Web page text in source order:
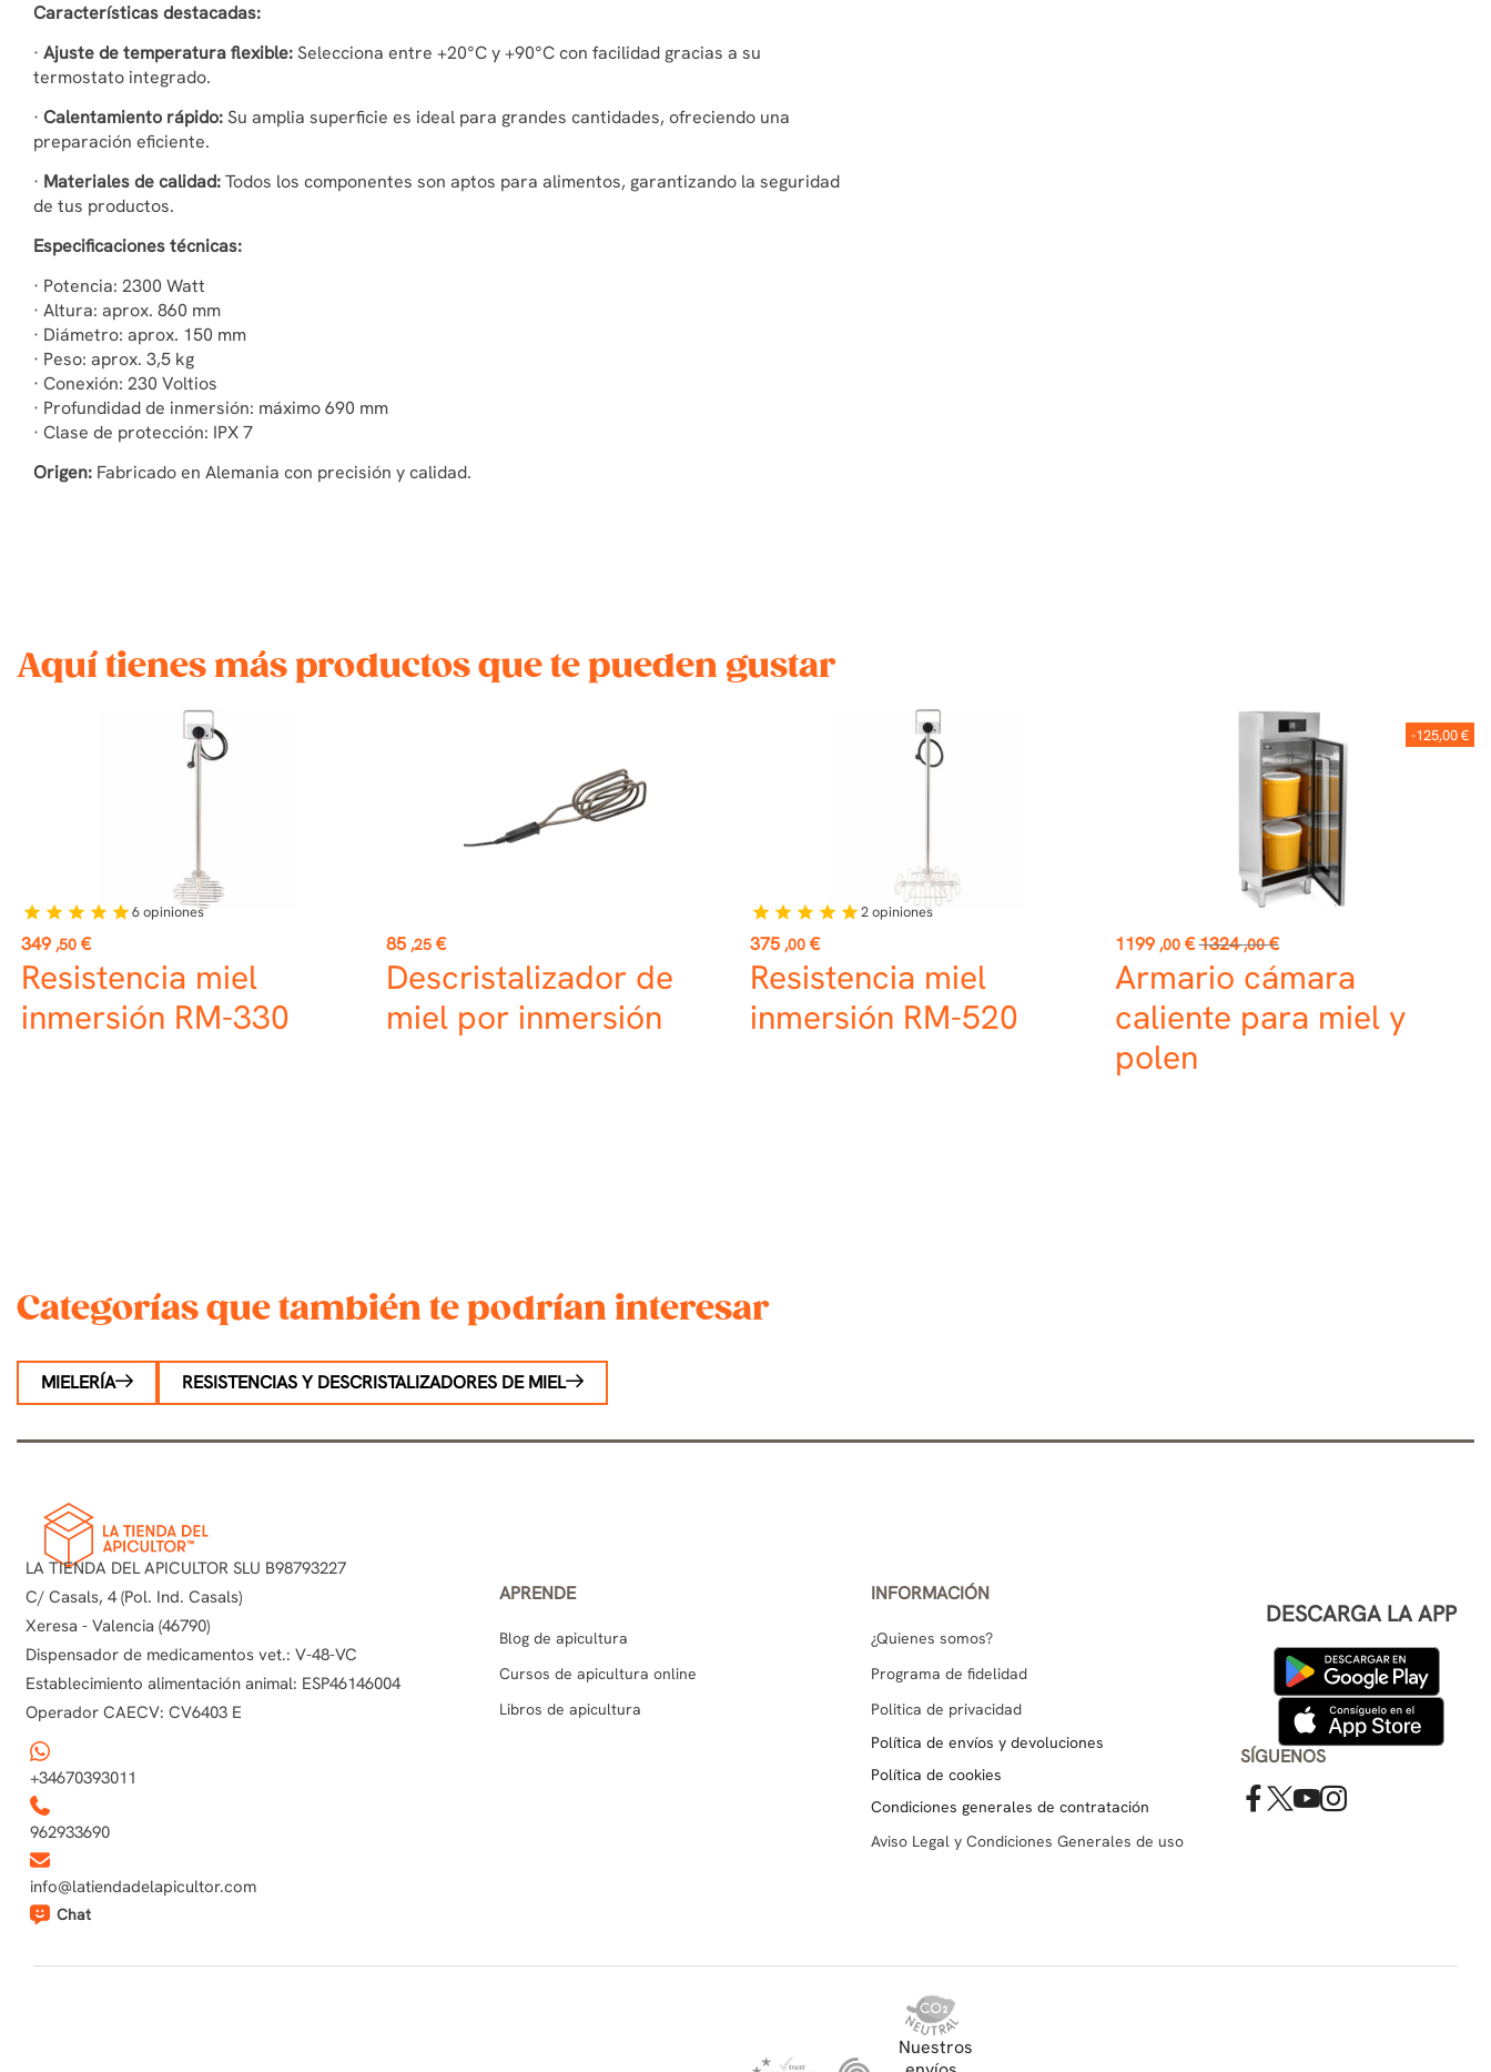
Características destacadas:
· Ajuste de temperatura flexible:Selecciona entre +20°C y +90°C con facilidad gracias a su
termostato integrado.
· Calentamiento rápido:Su amplia superficie es ideal para grandes cantidades, ofreciendo una
preparación eficiente.
· Materiales de calidad:Todos los componentes son aptos para alimentos, garantizando la seguridad
de tus productos.
Especificaciones técnicas:
· Potencia: 2300 Watt
· Altura: aprox. 860 mm
· Diámetro: aprox. 150 mm
· Peso: aprox. 3,5 kg
· Conexión: 230 Voltios
· Profundidad de inmersión: máximo 690 mm
· Clase de protección: IPX 7
Origen: Fabricado en Alemania con precisión y calidad.
Aquí tienes más productos que te pueden gustar
Precio
349 ,50 €
Resistencia miel
inmersión RM-330
star star star star star6opiniones
Precio
85 ,25 €
Descristalizador de
miel por inmersión
Precio
375 ,00 €
Resistencia miel
inmersión RM-520
star star star star star2opiniones
-125,00 €
Precio
1199 ,00 €Precio
base
1324 ,00 €
Armario cámara
caliente para miel y
polen
Categorías que también te podrían interesar
MIELERÍA RESISTENCIAS Y DESCRISTALIZADORES DE MIEL
LA TIENDA DEL APICULTOR SLU B98793227
C/ Casals, 4 (Pol. Ind. Casals)
Xeresa - Valencia (46790)
Dispensador de medicamentos vet.: V-48-VC
Establecimiento alimentación animal: ESP46146004
Operador CAECV: CV6403 E
+34670393011
962933690
info@latiendadelapicultor.com
Chat
APRENDE
Blog de apicultura
Cursos de apicultura online
Libros de apicultura
INFORMACIÓN
¿Quienes somos?
Programa de fidelidad
Politica de privacidad
Política de envíos y devoluciones
Política de cookies
Condiciones generales de contratación
Aviso Legal y Condiciones Generales de uso
DESCARGA LA APP
SÍGUENOS
Nuestros